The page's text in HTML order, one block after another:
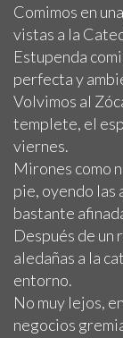
Comimos en
vistas a la
Estupenda
perfecta y
Volvimos al
templete, el
viernes.
Mirones como
pie, oyendo las
bastante
Después de un
aledañas a la
entorno.
No muy lejos,
negocios